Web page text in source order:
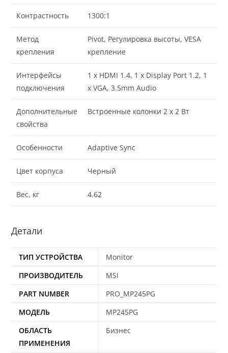
Контрастность 1300:1
Метод
крепления
Pivot, Регулировка высоты, VESA
крепление
Интерфейсы
подключения
1 x HDMI 1.4, 1 x Display Port 1.2, 1
x VGA, 3.5mm Audio
Дополнительные
свойства
Встроенные колонки 2 x 2 Вт
Особенности Adaptive Sync
Цвет корпуса Черный
Вес, кг 4.62
Детали
ТИП УСТРОЙСТВА
Monitor
ПРОИЗВОДИТЕЛЬ
MSI
PART NUMBER
PRO_MP245PG
МОДЕЛЬ
MP245PG
ОБЛАСТЬ
ПРИМЕНЕНИЯ
Бизнес